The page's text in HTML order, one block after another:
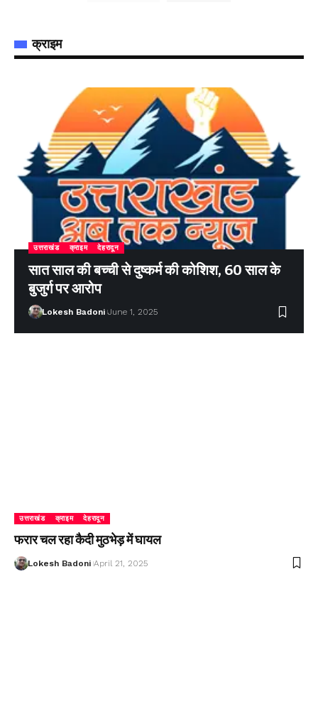
क्राइम
उत्तराखंड क्राइम देहरादून
सात साल की बच्ची से दुष्कर्म की कोशिश, 60 साल के
बुजुर्ग पर आरोप
Lokesh Badoni June 1, 2025
उत्तराखंड क्राइम देहरादून
फरार चल रहा कैदी मुठभेड़ में घायल
Lokesh Badoni April 21, 2025